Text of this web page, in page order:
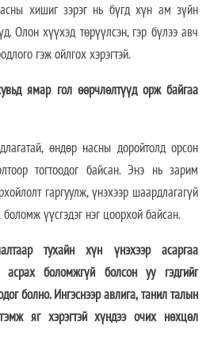
хишиг зэрэг нь бүгд хүн ам зүйн
Олон хүүхэд төрүүлсэн, гэр бүлээ авч
гэж ойлгох хэрэгтэй.
ямар гол өөрчлөлтүүд орж байгаа
өндөр насны доройтолд орсон
тогтоодог байсан. Энэ нь зарим
гаргуулж, үнэхээр шаардлагагүй
үүсгэдэг нэг цоорхой байсан.
тухайн хүн үнэхээр асаргаа
асрах боломжгүй болсон уу гэдгийг
болно. Ингэснээр авлига, танил талын
яг хэрэгтэй хүндээ очих нөхцөл